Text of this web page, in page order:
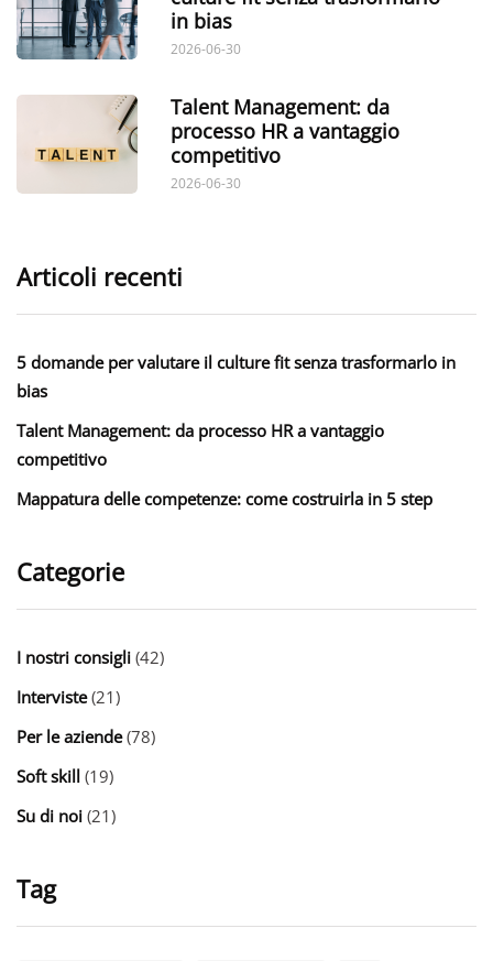
in bias
2026-06-30
Talent Management: da
processo HR a vantaggio
competitivo
2026-06-30
Articoli recenti
5 domande per valutare il culture fit senza trasformarlo in
bias
Talent Management: da processo HR a vantaggio
competitivo
Mappatura delle competenze: come costruirla in 5 step
Categorie
I nostri consigli (42)
Interviste(21)
Per le aziende(78)
Soft skill (19)
Su di noi (21)
Tag